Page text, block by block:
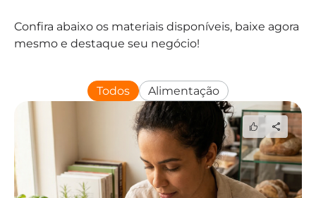
Confira abaixo os materiais disponíveis, baixe agora
mesmo e destaque seu negócio!
Todos Alimentação